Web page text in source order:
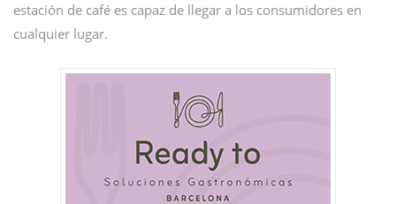
estación de café es capaz de llegar a los consumidores en
cualquier lugar.